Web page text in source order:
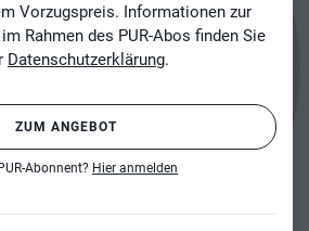
Vorzugspreis. Informationen zur
Rahmen des PUR-Abos finden Sie
Datenschutzerklärung.
ZUM ANGEBOT
Abonnent? Hier anmelden